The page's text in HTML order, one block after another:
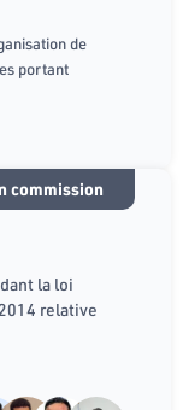
de
portant
commission
la loi
relative